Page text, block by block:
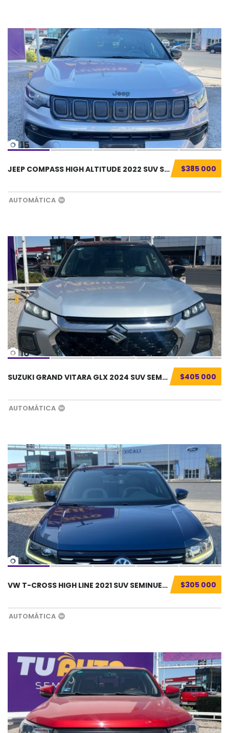
15
$385 000
JEEP COMPASS HIGH ALTITUDE 2022 SUV SEMINUEV...
AUTOMÁTICA
16
$405 000
SUZUKI GRAND VITARA GLX 2024 SUV SEMINUEVO.....
AUTOMÁTICA
14
$305 000
VW T-CROSS HIGH LINE 2021 SUV SEMINUEVO...
AUTOMÁTICA